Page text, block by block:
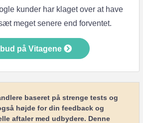
kunder har klaget over at have
meget senere end forventet.
på Vitagene
baseret på strenge tests og
højde for din feedback og
aftaler med udbydere. Denne